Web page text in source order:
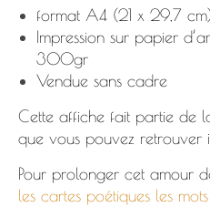
format A4 (21 x 29,7
Impression sur papier
300gr
Vendue sans cadre
Cette affiche fait partie de
que vous pouvez retrouver
Pour prolonger cet amour
les cartes poétiques les mots